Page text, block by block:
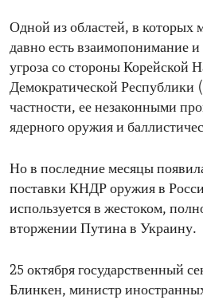
Одной из областей, в которых
давно есть взаимопонимание
угроза со стороны Корейской
Демократической
частности, ее незаконными
ядерного оружия и
Но в последние месяцы
поставки КНДР оружия в
используется в жестоком,
вторжении Путина в Украину.
25 октября государственный
Блинкен, министр